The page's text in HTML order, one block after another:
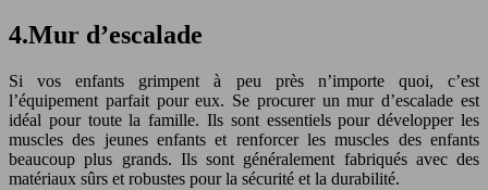
4.Mur d’escalade
Si vos enfants grimpent à peu près n’importe quoi, c’est
l’équipement parfait pour eux. Se procurer un mur d’escalade est
idéal pour toute la famille. Ils sont essentiels pour développer les
muscles des jeunes enfants et renforcer les muscles des enfants
beaucoup plus grands. Ils sont généralement fabriqués avec des
matériaux sûrs et robustes pour la sécurité et la durabilité.